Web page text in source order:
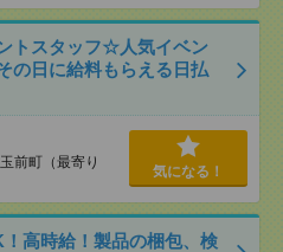
トスタッフ☆人気イベン
の日に給料もらえる日払
前町（最寄り
気になる！
高時給！製品の梱包、検